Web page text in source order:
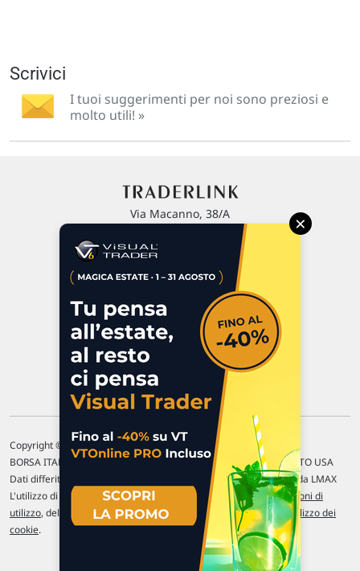
Scrivici
I tuoi suggerimenti per noi sono preziosi e
molto utili! »
Via Macanno, 38/A
P.IVA 02 452 460 401
Commenti e segnalazioni
Contattaci
Copyright © 1996-2026 Traderlink Italia s.r.l.
BORSA ITALIANA Quotazioni di borsa differite di 15 min. / MERCATO USA
Dati differiti di 15 min. (fonte Intrinio) / FOREX Quotazioni fornite da LMAX
L'utilizzo di questo sito implica l'accettazione delle nostre Condizioni di
utilizzo, del Disclaimer MAR, dellePolitiche sulla privacye dell' Utilizzo dei
cookie.
×